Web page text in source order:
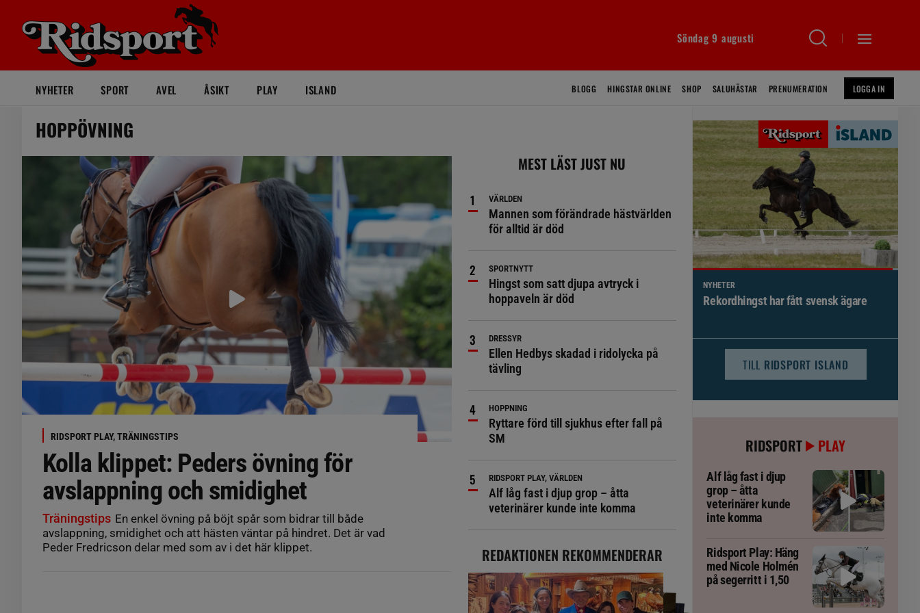
Söndag 9 augusti
NYHETER SPORT AVEL ÅSIKT PLAY ISLAND BLOGG HINGSTAR ONLINE SHOP SALUHÄSTAR PRENUMERATION LOGGA IN
HOPPÖVNING
RIDSPORT PLAY, TRÄNINGSTIPS
Kolla klippet: Peders övning för
avslappning och smidighet
Träningstips En enkel övning på böjt spår som bidrar till både
avslappning, smidighet och att hästen väntar på hindret. Det är vad
Peder Fredricson delar med som av i det här klippet.
MEST LÄST JUST NU
VÄRLDEN
Mannen som förändrade hästvärlden
för alltid är död
SPORTNYTT
Hingst som satt djupa avtryck i
hoppaveln är död
DRESSYR
Ellen Hedbys skadad i ridolycka på
tävling
HOPPNING
Ryttare förd till sjukhus efter fall på
SM
RIDSPORT PLAY, VÄRLDEN
Alf låg fast i djup grop – åtta
veterinärer kunde inte komma
REDAKTIONEN REKOMMENDERAR
NYHETER
Brett politiskt stöd för förändringar i
TILL RIDSPORT ISLAND
RIDSPORT PLAY
Alf låg fast i djup
grop – åtta
veterinärer kunde
inte komma
Ridsport Play: Häng
med Nicole Holmén
på segerritt i 1,50